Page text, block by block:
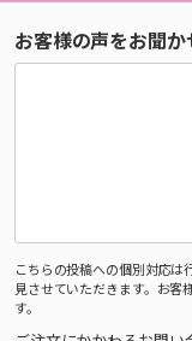
お客様の声をお聞か
こちらの投稿への個別対応は
見させていただきます。お客
す。